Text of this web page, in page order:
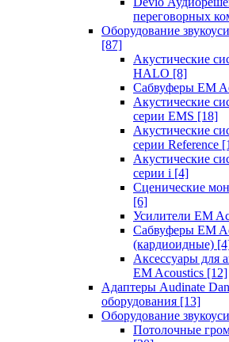
переговорных
Оборудование
[87]
Акустические
HALO [8]
Сабвуферы EM
Акустические
серии EMS [18]
Акустические
серии Reference
Акустические
серии i [4]
Сценические
[6]
Усилители EM
Сабвуферы EM
(кардиоидные)
Аксессуары для
EM Acoustics [12]
Адаптеры Audinate
оборудования [13]
Оборудование
Потолочные